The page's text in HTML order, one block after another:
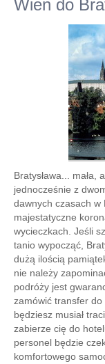
Wien do
Bratysława...
jednocześnie z
dawnych czasach w
majestatyczne
wycieczkach. Jeśli
tanio wypocząć,
dużą ilością
nie należy
podróży jest
zamówić transfer do
będziesz musiał
zabierze cię do
personel będzie
komfortowego